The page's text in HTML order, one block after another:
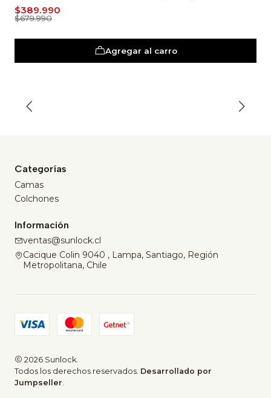
$389.990
$679.990
Agregar al carro
Categorías
Camas
Colchones
Información
ventas@sunlock.cl
Cacique Colin 9040 , Lampa, Santiago, Región
Metropolitana, Chile
2026 Sunlock.
Todos los derechos reservados. Desarrollado por
Jumpseller